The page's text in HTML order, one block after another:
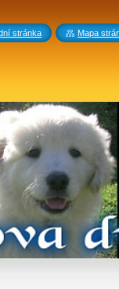
stránka Mapa